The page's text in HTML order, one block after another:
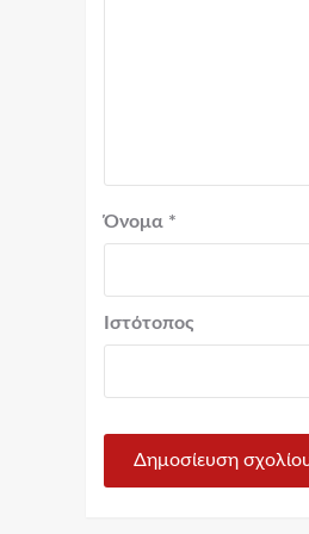
Όνομα *
Ιστότοπος